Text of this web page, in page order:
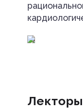
Лекторы